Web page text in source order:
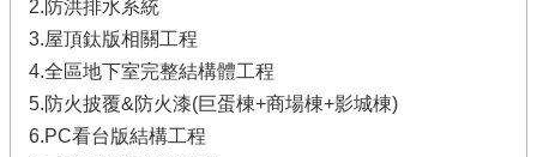
2.防洪排水系統
3.屋頂鈦版相關工程
4.全區地下室完整結構體工程
5.防火披覆&防火漆(巨蛋棟+商場棟+影城棟)
6.PC看台版結構工程